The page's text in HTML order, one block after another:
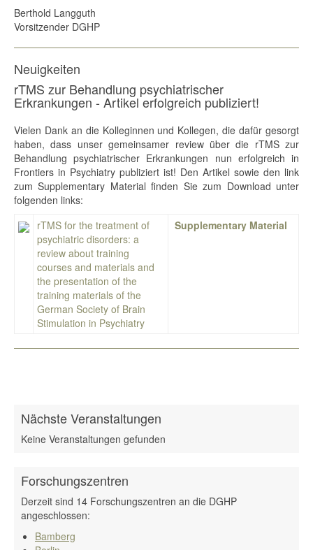
Berthold Langguth
Vorsitzender DGHP
Neuigkeiten
rTMS zur Behandlung psychiatrischer
Erkrankungen - Artikel erfolgreich publiziert!
Vielen Dank an die Kolleginnen und Kollegen, die dafür gesorgt
haben, dass unser gemeinsamer review über die rTMS zur
Behandlung psychiatrischer Erkrankungen nun erfolgreich in
Frontiers in Psychiatry publiziert ist! Den Artikel sowie den link
zum Supplementary Material finden Sie zum Download unter
folgenden links:
rTMS for the treatment of
psychiatric disorders: a
review about training
courses and materials and
the presentation of the
training materials of the
German Society of Brain
Stimulation in Psychiatry
Supplementary Material
Nächste Veranstaltungen
Keine Veranstaltungen gefunden
Forschungszentren
Derzeit sind 14 Forschungszentren an die DGHP
angeschlossen:
Bamberg